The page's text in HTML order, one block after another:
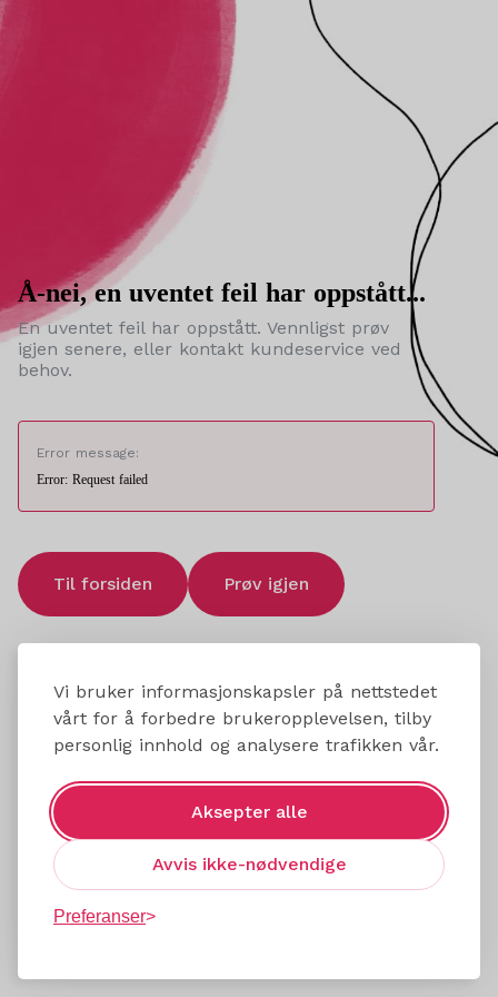
Vi bruker informasjonskapsler på nettstedet
vårt for å forbedre brukeropplevelsen, tilby
personlig innhold og analysere trafikken vår.
Aksepter alle
Avvis ikke-nødvendige
Preferanser
Å-nei, en uventet feil har oppstått...
En uventet feil har oppstått. Vennligst prøv
igjen senere, eller kontakt kundeservice ved
behov.
Error message:
Error: Request failed
Til forsiden Prøv igjen